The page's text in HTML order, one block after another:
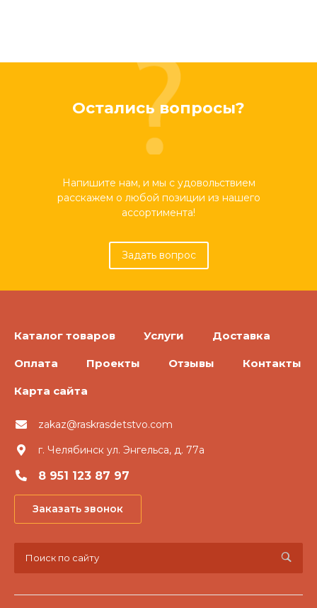
Остались вопросы?
Напишите нам, и мы с удовольствием
расскажем о любой позиции из нашего
ассортимента!
Задать вопрос
Каталог товаров Услуги Доставка
Оплата Проекты Отзывы Контакты
Карта сайта
zakaz@raskrasdetstvo.com
г. Челябинск ул. Энгельса, д. 77а
8 951 123 87 97
Заказать звонок